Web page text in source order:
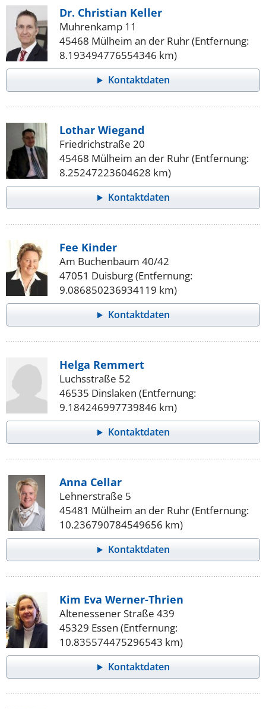
Dr. Christian Keller
Muhrenkamp 11
45468 Mülheim an der Ruhr (Entfernung:
8.193494776554346 km)
Kontaktdaten
Lothar Wiegand
Friedrichstraße 20
45468 Mülheim an der Ruhr (Entfernung:
8.25247223604628 km)
Kontaktdaten
Fee Kinder
Am Buchenbaum 40/42
47051 Duisburg (Entfernung:
9.086850236934119 km)
Kontaktdaten
Helga Remmert
Luchsstraße 52
46535 Dinslaken (Entfernung:
9.184246997739846 km)
Kontaktdaten
Anna Cellar
Lehnerstraße 5
45481 Mülheim an der Ruhr (Entfernung:
10.236790784549656 km)
Kontaktdaten
Kim Eva Werner-Thrien
Altenessener Straße 439
45329 Essen (Entfernung:
10.835574475296543 km)
Kontaktdaten